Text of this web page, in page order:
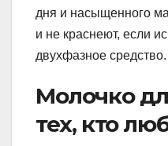
дня и насыщенного
и не краснеют, если
двухфазное средство.
Молочко
тех, кто